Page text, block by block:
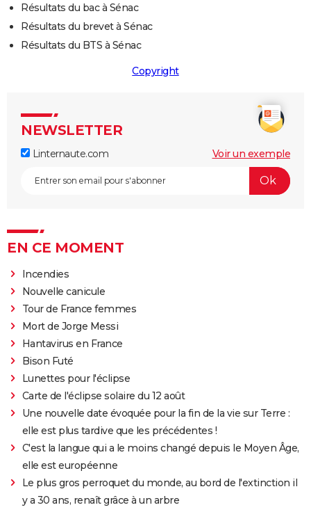
Résultats du bac à Sénac
Résultats du brevet à Sénac
Résultats du BTS à Sénac
Copyright
NEWSLETTER
Linternaute.com Voir un exemple
EN CE MOMENT
Incendies
Nouvelle canicule
Tour de France femmes
Mort de Jorge Messi
Hantavirus en France
Bison Futé
Lunettes pour l'éclipse
Carte de l'éclipse solaire du 12 août
Une nouvelle date évoquée pour la fin de la vie sur Terre :
elle est plus tardive que les précédentes !
C'est la langue qui a le moins changé depuis le Moyen Âge,
elle est européenne
Le plus gros perroquet du monde, au bord de l'extinction il
y a 30 ans, renaît grâce à un arbre